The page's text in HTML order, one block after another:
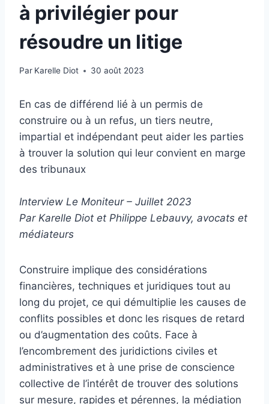
à privilégier pour
résoudre un litige
Par Karelle Diot 30 août 2023
En cas de différend lié à un permis de
construire ou à un refus, un tiers neutre,
impartial et indépendant peut aider les parties
à trouver la solution qui leur convient en marge
des tribunaux
Interview Le Moniteur – Juillet 2023
Par Karelle Diot et Philippe Lebauvy, avocats et
médiateurs
Construire implique des considérations
financières, techniques et juridiques tout au
long du projet, ce qui démultiplie les causes de
conflits possibles et donc les risques de retard
ou d’augmentation des coûts. Face à
l’encombrement des juridictions civiles et
administratives et à une prise de conscience
collective de l’intérêt de trouver des solutions
sur mesure, rapides et pérennes, la médiation